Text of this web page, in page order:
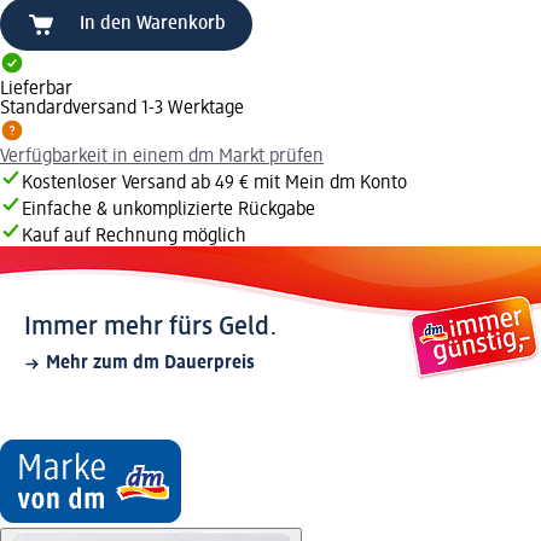
In den Warenkorb
Lieferbar
Standardversand 1-3 Werktage
Verfügbarkeit in einem dm Markt prüfen
Kostenloser Versand ab 49 € mit Mein dm Konto
Einfache & unkomplizierte Rückgabe
Kauf auf Rechnung möglich
Immer mehr fürs Geld.
Mehr zum dm Dauerpreis